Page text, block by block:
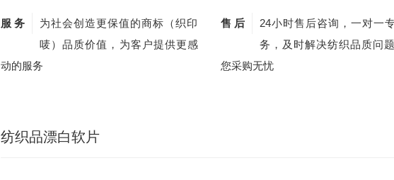
服 务
为社会创造更保值的商标（织印
唛）品质价值，为客户提供更感
动的服务
售 后
24小时售后咨询，一对一
务，及时解决纺织品质问
您采购无忧
纺织品漂白软片